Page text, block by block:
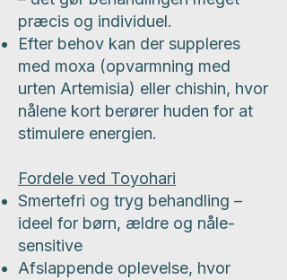
præcis og individuel.
Efter behov kan der suppleres
med moxa (opvarmning med
urten Artemisia) eller chishin, hvor
nålene kort berører huden for at
stimulere energien.
Fordele ved Toyohari
Smertefri og tryg behandling –
ideel for børn, ældre og nåle-
sensitive
Afslappende oplevelse, hvor